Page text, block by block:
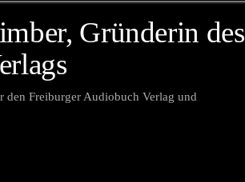
Gründerin des
Freiburger Audiobuch Verlag und